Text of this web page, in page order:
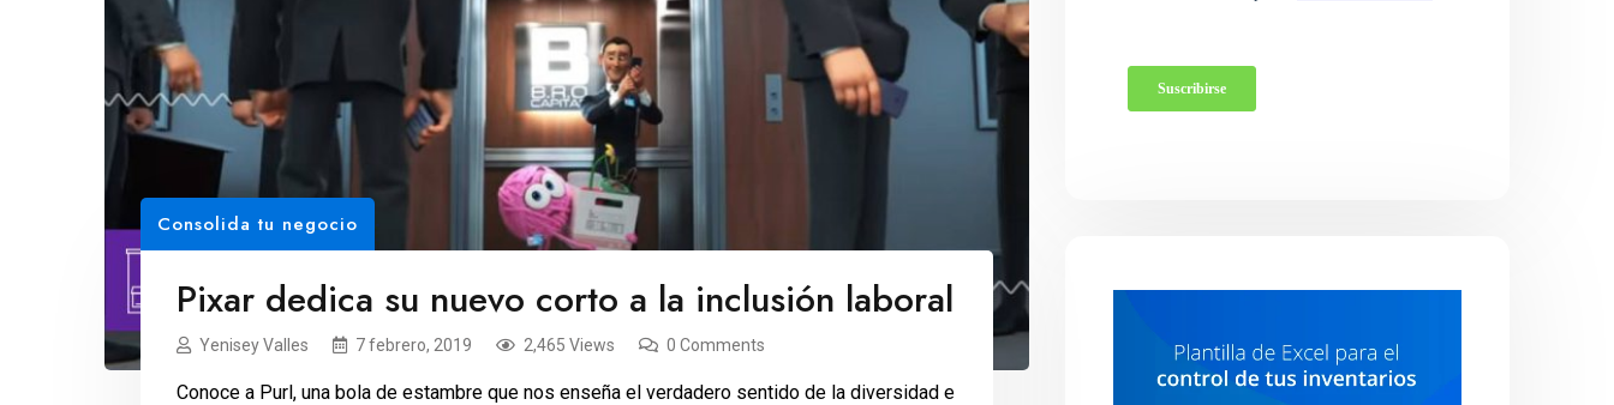
Consolida tu negocio
Pixar dedica su nuevo corto a la inclusión laboral
Yenisey Valles 7 febrero, 2019 2,465 Views 0 Comments
Conoce a Purl, una bola de estambre que nos enseña el verdadero sentido de la diversidad e